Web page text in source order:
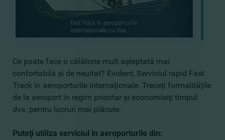
Ce poate face o călătorie mult aşteptată mai
confortabilă şi de neuitat? Evident, Serviciul rapid Fast
Track în aeroporturile internaţionale. Treceţi formalităţile
de la aeroport în regim prioritar şi economisiţi timpul
dvs. pentru lucruri mai plăcute.
Puteţi utiliza serviciul în aeroporturile din: